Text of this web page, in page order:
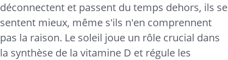
déconnectent et passent du temps dehors, ils se
sentent mieux, même s'ils n'en comprennent
pas la raison. Le soleil joue un rôle crucial dans
la synthèse de la vitamine D et régule les